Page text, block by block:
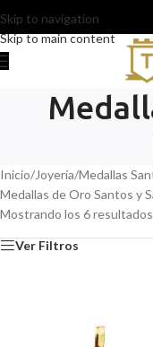
Skip to navigation
Skip to main content
Inicio/Joyería/Medallas
Medallas de Oro Santos y
Mostrando los 6 resultados
Ver Filtros